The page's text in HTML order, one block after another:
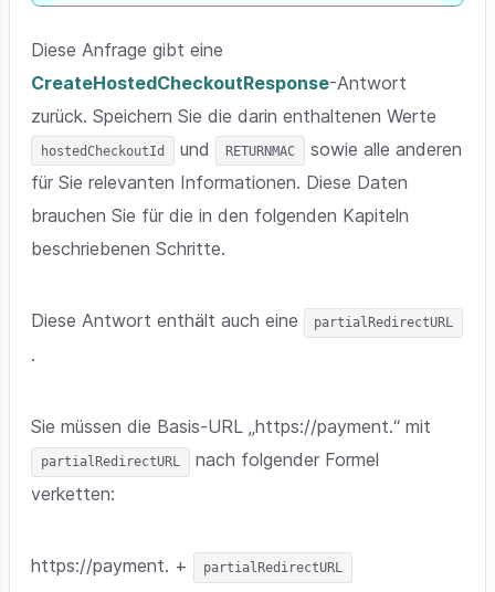
Diese Anfrage gibt eine
CreateHostedCheckoutResponse-Antwort
zurück. Speichern Sie die darin enthaltenen Werte
hostedCheckoutId und RETURNMAC
sowie alle anderen
für Sie relevanten Informationen. Diese Daten
brauchen Sie für die in den folgenden Kapiteln
beschriebenen Schritte.
Diese Antwort enthält auch eine partialRedirectURL
.
Sie müssen die Basis-URL „https://payment.“ mit
partialRedirectURL
nach folgender Formel
verketten:
https://payment. + partialRedirectURL